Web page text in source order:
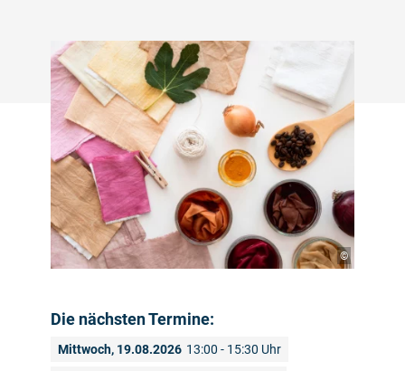
©
Die nächsten Termine:
Mittwoch, 19.08.2026 13:00 - 15:30 Uhr